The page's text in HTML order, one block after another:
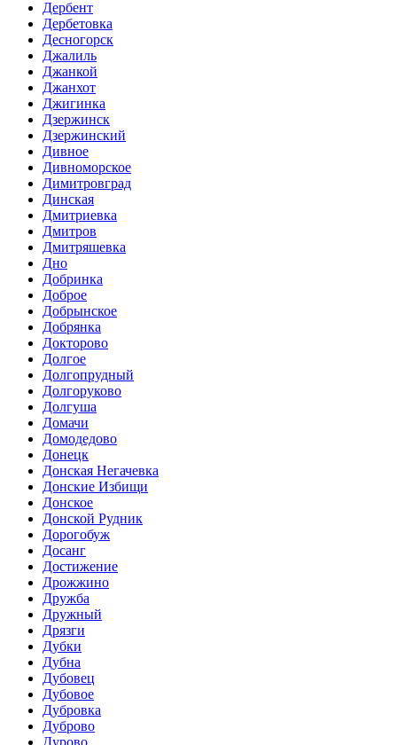
Дербент
Дербетовка
Десногорск
Джалиль
Джанкой
Джанхот
Джигинка
Дзержинск
Дзержинский
Дивное
Дивноморское
Димитровград
Динская
Дмитриевка
Дмитров
Дмитряшевка
Дно
Добринка
Доброе
Добрынское
Добрянка
Докторово
Долгое
Долгопрудный
Долгоруково
Долгуша
Домачи
Домодедово
Донецк
Донская Негачевка
Донские Избищи
Донское
Донской Рудник
Дорогобуж
Досанг
Достижение
Дрожжино
Дружба
Дружный
Дрязги
Дубки
Дубна
Дубовец
Дубовое
Дубровка
Дуброво
Дурово